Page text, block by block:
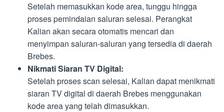
Setelah memasukkan kode area, tunggu hingga
proses pemindaian saluran selesai. Perangkat
Kalian akan secara otomatis mencari dan
menyimpan saluran-saluran yang tersedia di daerah
Brebes.
Nikmati Siaran TV Digital:
Setelah proses scan selesai, Kalian dapat menikmati
siaran TV digital di daerah Brebes menggunakan
kode area yang telah dimasukkan.